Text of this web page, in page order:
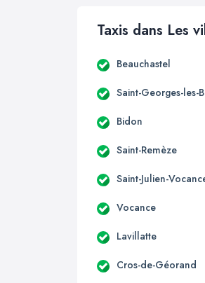
Taxis dans Les
Beauchastel
Saint-Georges-les-
Bidon
Saint-Remèze
Saint-Julien-
Vocance
Lavillatte
Cros-de-Géorand